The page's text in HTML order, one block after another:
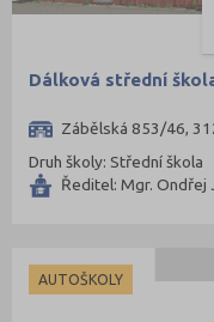
Dálková střední
Zábělská 853/46,
Druh školy: Střední škola
Ředitel: Mgr. Ondřej
AUTOŠKOLY